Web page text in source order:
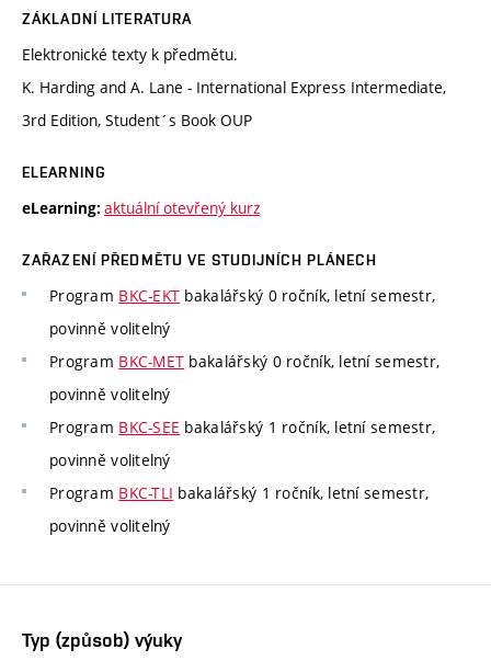
ZÁKLADNÍ LITERATURA
Elektronické texty k předmětu.
K. Harding and A. Lane - International Express Intermediate,
3rd Edition, Student´s Book OUP
ELEARNING
eLearning: aktuální otevřený kurz
ZAŘAZENÍ PŘEDMĚTU VE STUDIJNÍCH PLÁNECH
Program BKC-EKT bakalářský 0 ročník, letní semestr,
povinně volitelný
Program BKC-MET bakalářský 0 ročník, letní semestr,
povinně volitelný
Program BKC-SEE bakalářský 1 ročník, letní semestr,
povinně volitelný
Program BKC-TLI bakalářský 1 ročník, letní semestr,
povinně volitelný
Typ (způsob) výuky